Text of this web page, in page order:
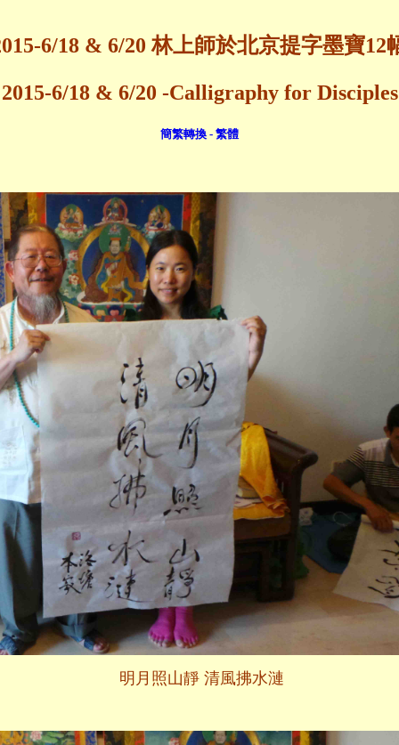
6/18 & 6/20 林上師於北京提字墨寶12
2015-6/18 & 6/20 -Calligraphy for Disciples
簡繁轉換 - 繁體
明月照山靜 清風拂水漣